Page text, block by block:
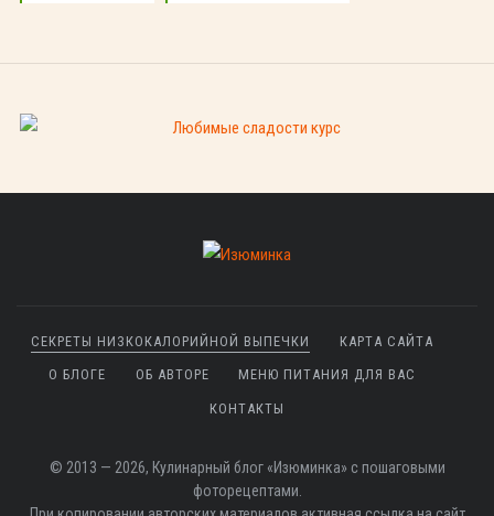
СЕКРЕТЫ НИЗКОКАЛОРИЙНОЙ ВЫПЕЧКИ КАРТА САЙТА
О БЛОГЕ ОБ АВТОРЕ МЕНЮ ПИТАНИЯ ДЛЯ ВАС
КОНТАКТЫ
© 2013 — 2026, Кулинарный блог «Изюминка» с пошаговыми
фоторецептами.